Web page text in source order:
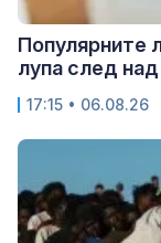
Популярните
лупа след
17:15 • 06.08.26